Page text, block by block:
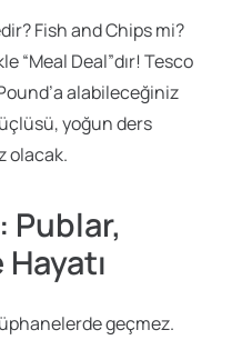
Fish and Chips mi?
“Meal Deal”dır! Tesco
alabileceğiniz
yoğun ders
olacak.
Publar,
geçmez.